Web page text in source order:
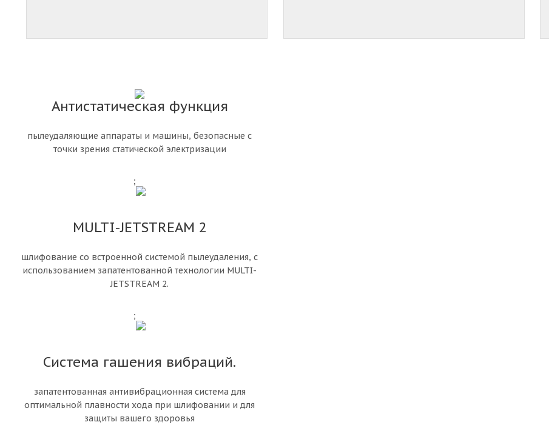
Антистатическая функция
пылеудаляющие аппараты и машины, безопасные с
точки зрения статической электризации
;
MULTI-JETSTREAM 2
шлифование со встроенной системой пылеудаления, с
использованием запатентованной технологии MULTI-
JETSTREAM 2.
;
Система гашения вибраций.
запатентованная антивибрационная система для
оптимальной плавности хода при шлифовании и для
защиты вашего здоровья